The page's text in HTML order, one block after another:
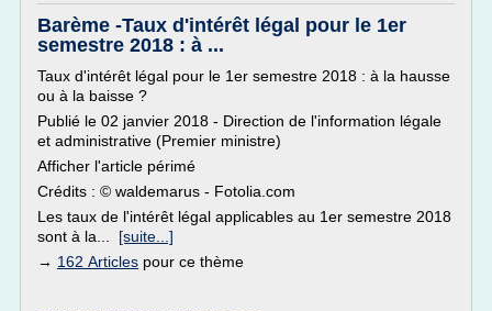
Barème -Taux d'intérêt légal pour le 1er
semestre 2018 : à ...
Taux d'intérêt légal pour le 1er semestre 2018 : à la hausse
ou à la baisse ?
Publié le 02 janvier 2018 - Direction de l'information légale
et administrative (Premier ministre)
Afficher l'article périmé
Crédits : © waldemarus - Fotolia.com
Les taux de l'intérêt légal applicables au 1er semestre 2018
sont à la... [suite...]
→ 162 Articles pour ce thème